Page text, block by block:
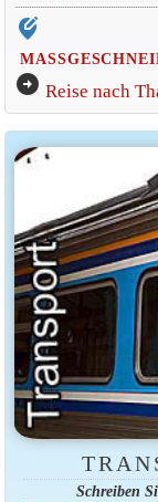
edit_location_alt
arrow_circle_right Reise nach
Schreiben